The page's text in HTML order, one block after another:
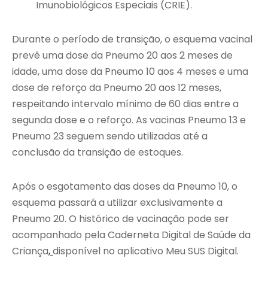
Imunobiológicos Especiais (CRIE).
Durante o período de transição, o esquema vacinal
prevê uma dose da Pneumo 20 aos 2 meses de
idade, uma dose da Pneumo 10 aos 4 meses e uma
dose de reforço da Pneumo 20 aos 12 meses,
respeitando intervalo mínimo de 60 dias entre a
segunda dose e o reforço. As vacinas Pneumo 13 e
Pneumo 23 seguem sendo utilizadas até a
conclusão da transição de estoques.
Após o esgotamento das doses da Pneumo 10, o
esquema passará a utilizar exclusivamente a
Pneumo 20. O histórico de vacinação pode ser
acompanhado pela Caderneta Digital de Saúde da
Criança,disponível no aplicativo Meu SUS Digital.